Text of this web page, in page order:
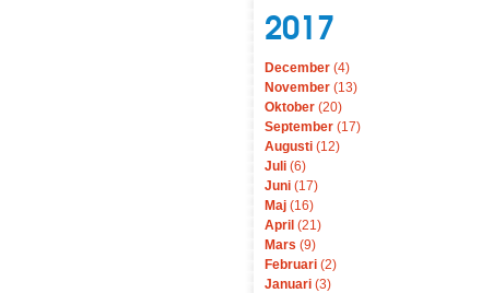
2017
December (4)
November (13)
Oktober (20)
September (17)
Augusti (12)
Juli (6)
Juni (17)
Maj (16)
April (21)
Mars (9)
Februari (2)
Januari (3)